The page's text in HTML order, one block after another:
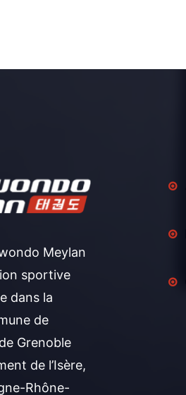
Meylan
sportive
dans la
de
Grenoble
de l’Isère,
Rhône-